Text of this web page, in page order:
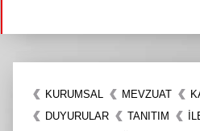
KURUMSAL MEVZUAT
DUYURULAR
TANITIM